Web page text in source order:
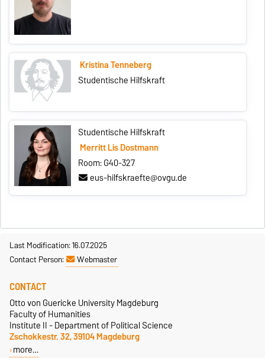
Kristina Tenneberg
Studentische Hilfskraft
Studentische Hilfskraft
Merritt Lis Dostmann
Room: G40-327
eus-hilfskraefte@ovgu.de
Last Modification: 16.07.2025
Contact Person:
Webmaster
CONTACT
Otto von Guericke University Magdeburg
Faculty of Humanities
Institute II - Department of Political Science
Zschokkestr. 32, 39104 Magdeburg
more…